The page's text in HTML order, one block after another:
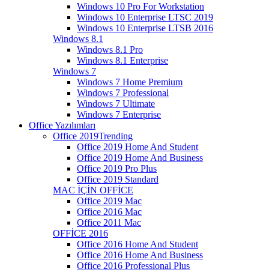
Windows 10 Pro For Workstation
Windows 10 Enterprise LTSC 2019
Windows 10 Enterprise LTSB 2016
Windows 8.1
Windows 8.1 Pro
Windows 8.1 Enterprise
Windows 7
Windows 7 Home Premium
Windows 7 Professional
Windows 7 Ultimate
Windows 7 Enterprise
Office Yazılımları
Office 2019Trending
Office 2019 Home And Student
Office 2019 Home And Business
Office 2019 Pro Plus
Office 2019 Standard
MAC İÇİN OFFİCE
Office 2019 Mac
Office 2016 Mac
Office 2011 Mac
OFFİCE 2016
Office 2016 Home And Student
Office 2016 Home And Business
Office 2016 Professional Plus